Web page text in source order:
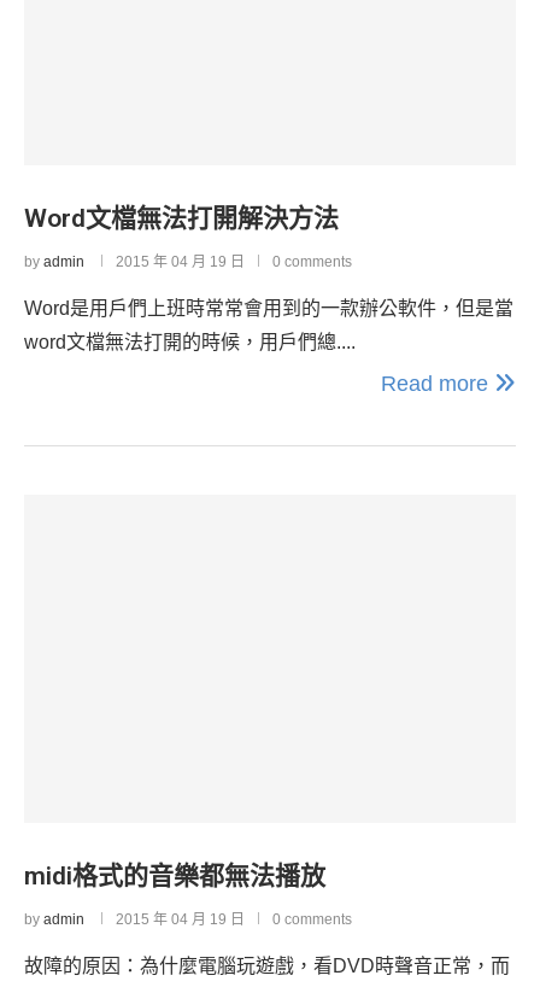
Word文檔無法打開解決方法
by admin 2015 年 04 月 19 日 0 comments
Word是用戶們上班時常常會用到的一款辦公軟件，但是當
word文檔無法打開的時候，用戶們總....
Read more
midi格式的音樂都無法播放
by admin 2015 年 04 月 19 日 0 comments
故障的原因：為什麼電腦玩遊戲，看DVD時聲音正常，而